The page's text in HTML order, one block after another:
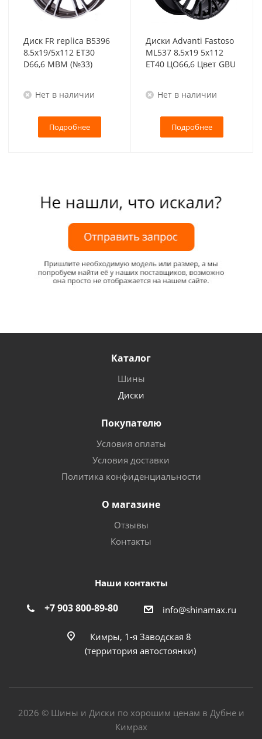
Диск FR replica B5396
8,5x19/5x112 ET30
D66,6 MBM (№33)
Нет в наличии
Подробнее
Диски Advanti Fastoso
ML537 8,5x19 5x112
ET40 ЦО66,6 Цвет GBU
Нет в наличии
Подробнее
Каталог
Шины
Диски
Покупателю
Условия оплаты
Условия доставки
Политика конфиденциальности
О магазине
Отзывы
Контакты
Наши контакты
+7 903 800-89-80 info@shinamax.ru
Кимры, 1-я Заводская 8
(территория автостоянки)
2026 © Шины и Диски по хорошим ценам в Дубне и
Кимрах